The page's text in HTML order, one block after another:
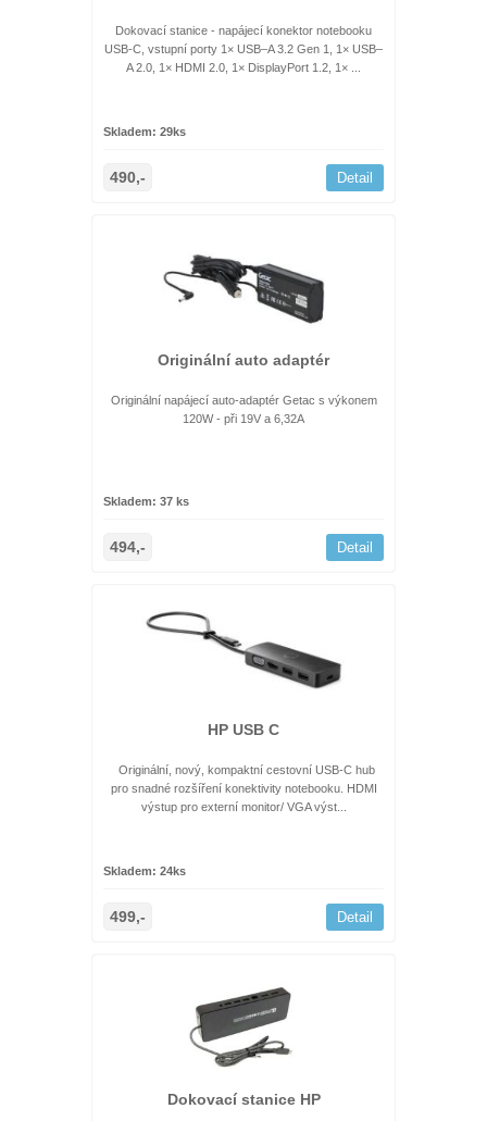
Dokovací stanice - napájecí konektor notebooku
USB-C, vstupní porty 1× USB–A 3.2 Gen 1, 1× USB–
A 2.0, 1× HDMI 2.0, 1× DisplayPort 1.2, 1× ...
Skladem: 29ks
490,- Detail
Originální auto adaptér
Originální napájecí auto-adaptér Getac s výkonem
120W - při 19V a 6,32A
Skladem: 37 ks
494,- Detail
HP USB C
Originální, nový, kompaktní cestovní USB-C hub
pro snadné rozšíření konektivity notebooku. HDMI
výstup pro externí monitor/ VGA výst...
Skladem: 24ks
499,- Detail
Dokovací stanice HP